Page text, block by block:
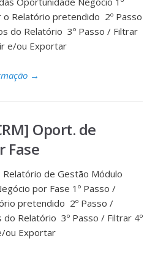
o Relatório pretendido 2º Passo
do Relatório 3º Passo / Filtrar
e/ou Exportar
→
Oport. de
Fase
Relatório de Gestão Módulo
por Fase 1º Passo /
pretendido 2º Passo /
Relatório 3º Passo / Filtrar 4º
ou Exportar